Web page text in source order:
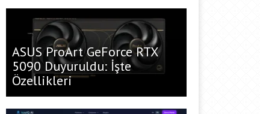
ASUS ProArt GeForce RTX
5090 Duyuruldu: İşte
Özellikleri